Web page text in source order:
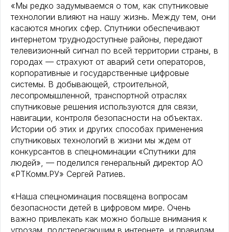
«Мы редко задумываемся о том, как спутниковые
технологии влияют на нашу жизнь. Между тем, они
касаются многих сфер. Спутники обеспечивают
интернетом труднодоступные районы, передают
телевизионный сигнал по всей территории страны, в
городах — страхуют от аварий сети операторов,
корпоративные и государственные цифровые
системы. В добывающей, строительной,
лесопромышленной, транспортной отраслях
спутниковые решения используются для связи,
навигации, контроля безопасности на объектах.
Истории об этих и других способах применения
спутниковых технологий в жизни мы ждем от
конкурсантов в спецноминации «Спутники для
людей», — поделился генеральный директор АО
«РТКомм.РУ» Сергей Ратиев.
«Наша спецноминация посвящена вопросам
безопасности детей в цифровом мире. Очень
важно привлекать как можно больше внимания к